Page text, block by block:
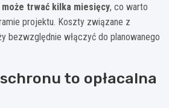
trwać kilka miesięcy, co warto
projektu. Koszty związane z
bezwzględnie włączyć do planowanego
to opłacalna